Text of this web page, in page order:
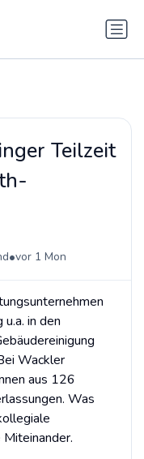
Teilzeit
•vor 1 Mon
in den
Wackler
aus 126
Was